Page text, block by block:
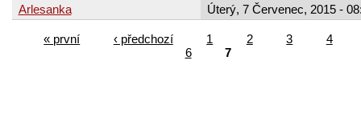
Arlesanka
Úterý, 7 Červenec, 2015 -
« první ‹ předchozí 1 2 3
4
6
7